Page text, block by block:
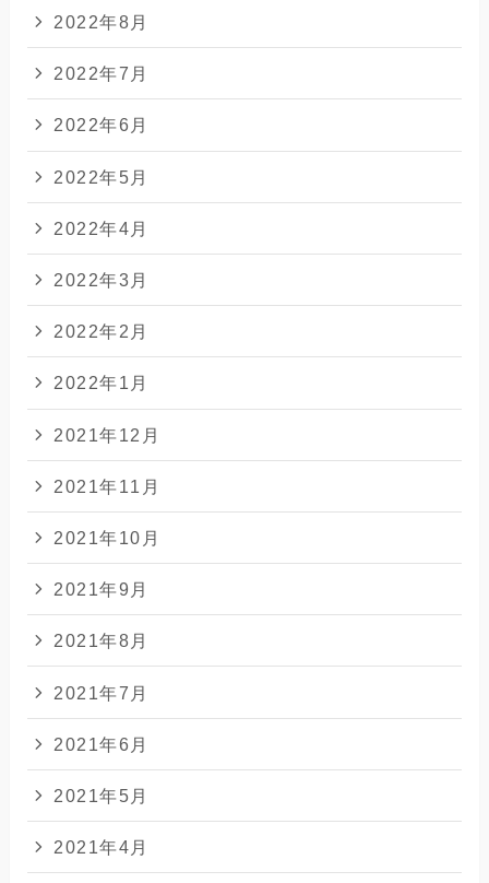
2022年8月
2022年7月
2022年6月
2022年5月
2022年4月
2022年3月
2022年2月
2022年1月
2021年12月
2021年11月
2021年10月
2021年9月
2021年8月
2021年7月
2021年6月
2021年5月
2021年4月